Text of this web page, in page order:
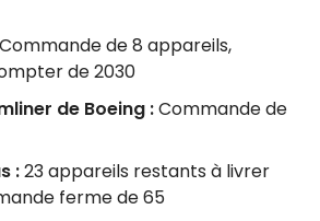
Commande de 8 appareils,
de 2030
de Boeing :Commande de
:23 appareils restants à livrer
ferme de 65